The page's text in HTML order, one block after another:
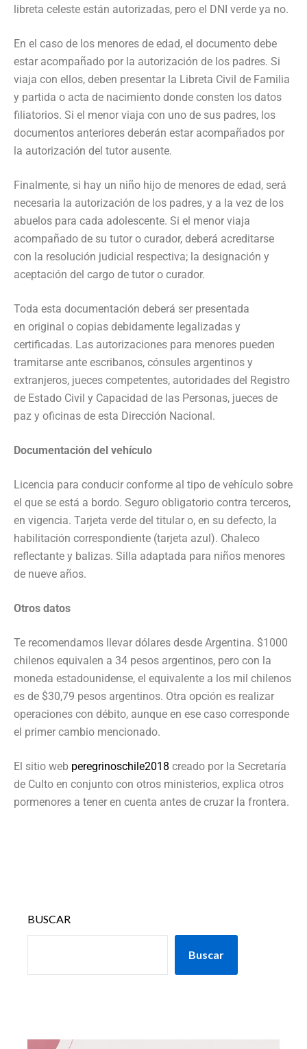
libreta celeste están autorizadas, pero el DNI verde ya no.
En el caso de los menores de edad, el documento debe
estar acompañado por la autorización de los padres. Si
viaja con ellos, deben presentar la Libreta Civil de Familia
y partida o acta de nacimiento donde consten los datos
filiatorios. Si el menor viaja con uno de sus padres, los
documentos anteriores deberán estar acompañados por
la autorización del tutor ausente.
Finalmente, si hay un niño hijo de menores de edad, será
necesaria la autorización de los padres, y a la vez de los
abuelos para cada adolescente. Si el menor viaja
acompañado de su tutor o curador, deberá acreditarse
con la resolución judicial respectiva; la designación y
aceptación del cargo de tutor o curador.
Toda esta documentación deberá ser presentada
en original o copias debidamente legalizadas y
certificadas. Las autorizaciones para menores pueden
tramitarse ante escribanos, cónsules argentinos y
extranjeros, jueces competentes, autoridades del Registro
de Estado Civil y Capacidad de las Personas, jueces de
paz y oficinas de esta Dirección Nacional.
Documentación del vehículo
Licencia para conducir conforme al tipo de vehículo sobre
el que se está a bordo. Seguro obligatorio contra terceros,
en vigencia. Tarjeta verde del titular o, en su defecto, la
habilitación correspondiente (tarjeta azul). Chaleco
reflectante y balizas. Silla adaptada para niños menores
de nueve años.
Otros datos
Te recomendamos llevar dólares desde Argentina. $1000
chilenos equivalen a 34 pesos argentinos, pero con la
moneda estadounidense, el equivalente a los mil chilenos
es de $30,79 pesos argentinos. Otra opción es realizar
operaciones con débito, aunque en ese caso corresponde
el primer cambio mencionado.
El sitio web peregrinoschile2018 creado por la Secretaría
de Culto en conjunto con otros ministerios, explica otros
pormenores a tener en cuenta antes de cruzar la frontera.
BUSCAR
Buscar